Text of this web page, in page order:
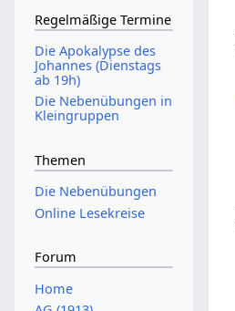
Regelmäßige Termine
Die Apokalypse des
Johannes (Dienstags
ab 19h)
Die Nebenübungen in
Kleingruppen
Themen
Die Nebenübungen
Online Lesekreise
Forum
Home